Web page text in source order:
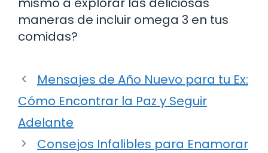
maneras de incluir omega 3 en tus
comidas?
Mensajes de Año Nuevo para tu Ex:
Cómo Encontrar la Paz y Seguir
Adelante
Consejos Infalibles para Enamorar